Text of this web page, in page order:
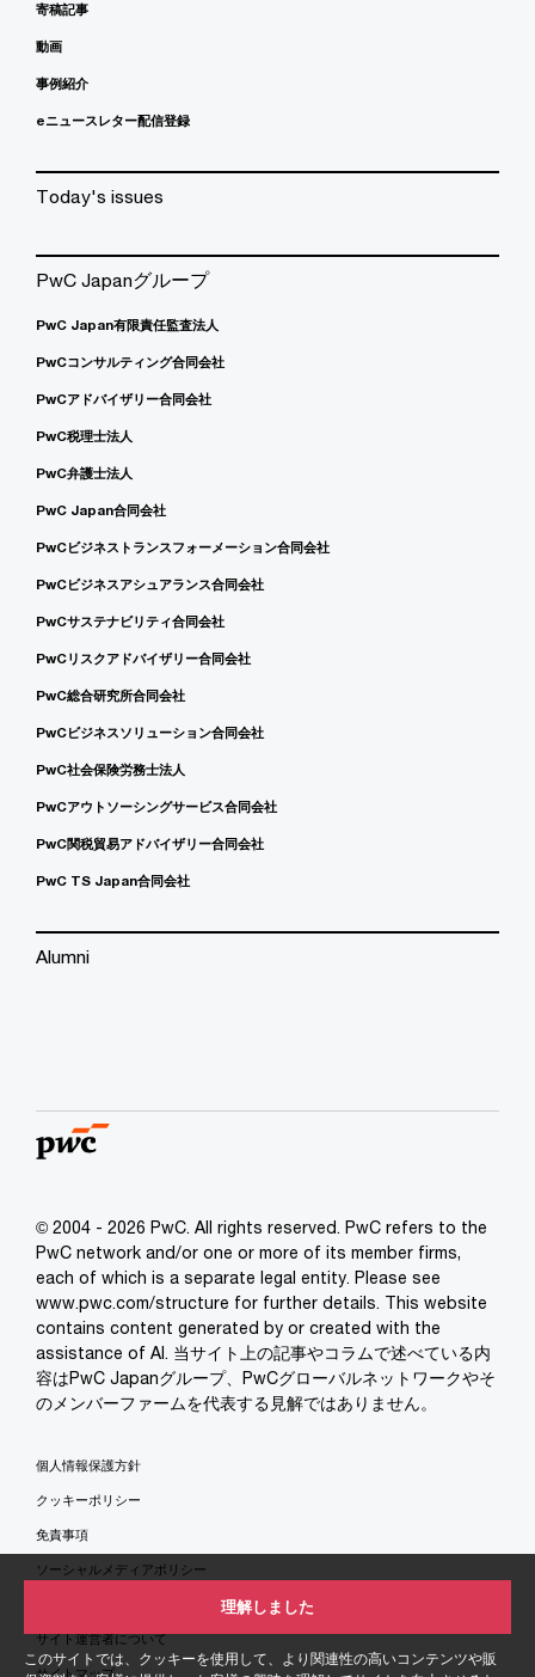
このサイトでは、クッキーを使用して、より関連性の高いコンテンツや販
理解しました
寄稿記事
動画
事例紹介
eニュースレター配信登録
Today's issues
PwC Japanグループ
PwC Japan有限責任監査法人
PwCコンサルティング合同会社
PwCアドバイザリー合同会社
PwC税理士法人
PwC弁護士法人
PwC Japan合同会社
PwCビジネストランスフォーメーション合同会社
PwCビジネスアシュアランス合同会社
PwCサステナビリティ合同会社
PwCリスクアドバイザリー合同会社
PwC総合研究所合同会社
PwCビジネスソリューション合同会社
PwC社会保険労務士法人
PwCアウトソーシングサービス合同会社
PwC関税貿易アドバイザリー合同会社
PwC TS Japan合同会社
Alumni
© 2004 - 2026 PwC. All rights reserved. PwC refers to the
PwC network and/or one or more of its member firms,
each of which is a separate legal entity. Please see
www.pwc.com/structure for further details. This website
contains content generated by or created with the
assistance of AI. 当サイト上の記事やコラムで述べている内
容はPwC Japanグループ、PwCグローバルネットワークやそ
のメンバーファームを代表する見解ではありません。
個人情報保護方針
クッキーポリシー
免責事項
ソーシャルメディアポリシー
サイト運営者について
サイトマップ